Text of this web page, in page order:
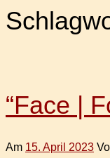
“Face |
Am 15. April 2023